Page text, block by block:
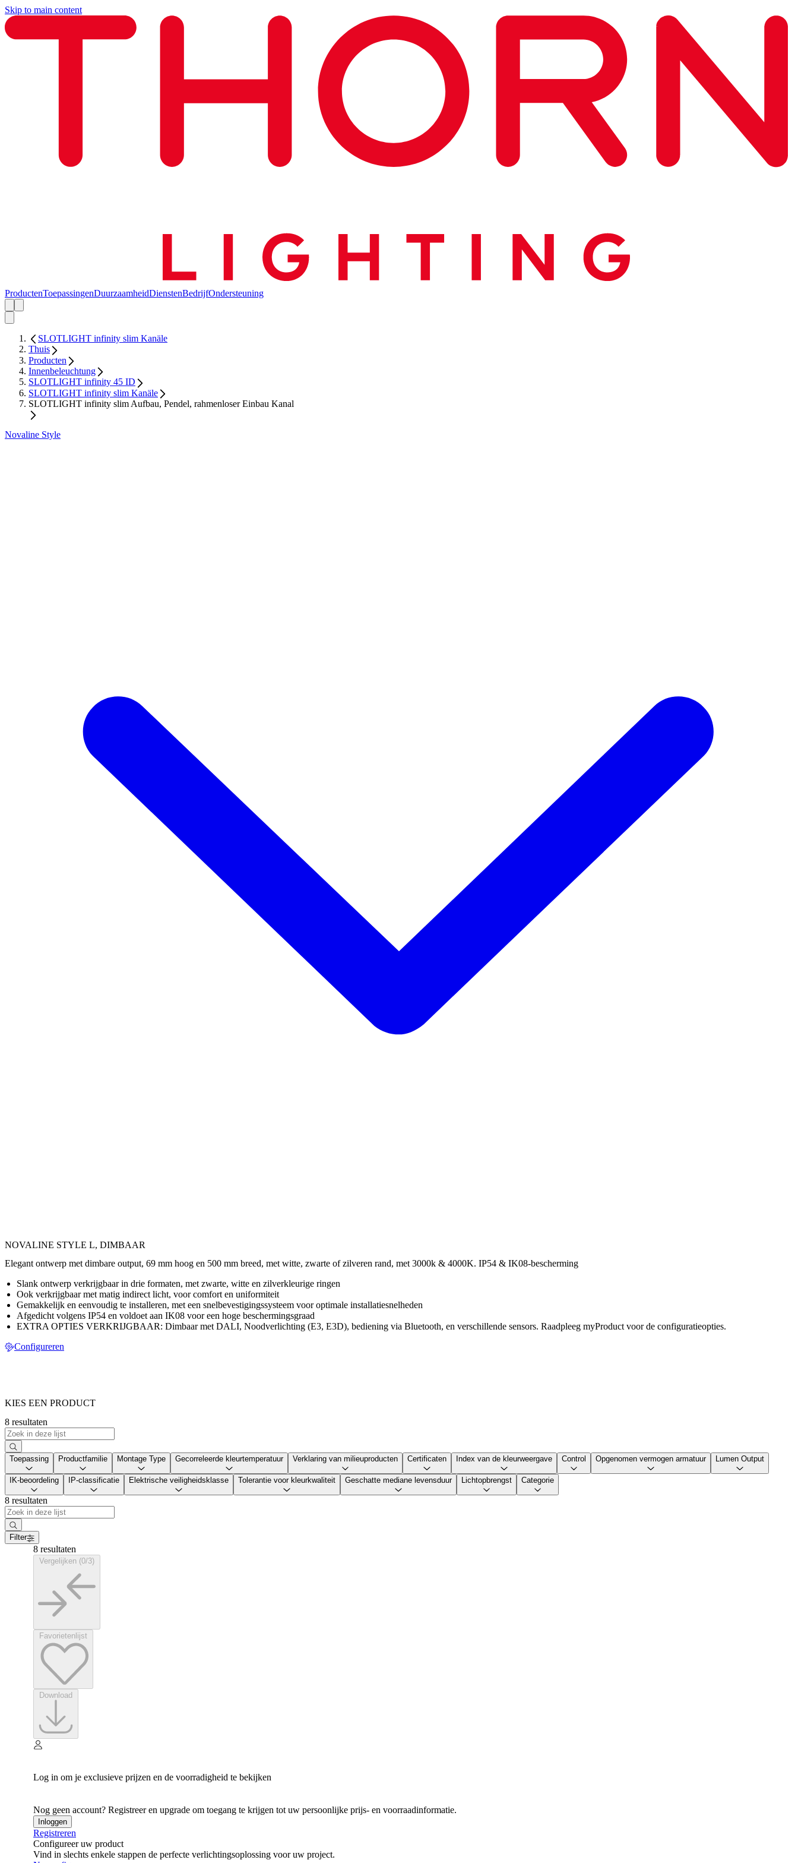
Skip to main content
ProductenToepassingenDuurzaamheidDienstenBedrijfOndersteuning
SLOTLIGHT infinity slim Kanäle
Thuis
Producten
Innenbeleuchtung
SLOTLIGHT infinity 45 ID
SLOTLIGHT infinity slim Kanäle
SLOTLIGHT infinity slim Aufbau, Pendel, rahmenloser Einbau Kanal
Novaline Style
NOVALINE STYLE L, DIMBAAR
Elegant ontwerp met dimbare output, 69 mm hoog en 500 mm breed, met witte, zwarte of zilveren rand, met 3000k & 4000K. IP54 & IK08-bescherming
Slank ontwerp verkrijgbaar in drie formaten, met zwarte, witte en zilverkleurige ringen
Ook verkrijgbaar met matig indirect licht, voor comfort en uniformiteit
Gemakkelijk en eenvoudig te installeren, met een snelbevestigingssysteem voor optimale installatiesnelheden
Afgedicht volgens IP54 en voldoet aan IK08 voor een hoge beschermingsgraad
EXTRA OPTIES VERKRIJGBAAR: Dimbaar met DALI, Noodverlichting (E3, E3D), bediening via Bluetooth, en verschillende sensors. Raadpleeg myProduct voor de configuratieopties.
Configureren
KIES EEN PRODUCT
8 resultaten
Toepassing Productfamilie Montage Type Gecorreleerde kleurtemperatuur Verklaring van milieuproducten Certificaten Index van de kleurweergave Control Opgenomen vermogen armatuur Lumen Output
IK-beoordeling IP-classificatie Elektrische veiligheidsklasse Tolerantie voor kleurkwaliteit Geschatte mediane levensduur Lichtopbrengst Categorie
8 resultaten
Filter
8 resultaten
Log in om je exclusieve prijzen en de voorradigheid te bekijken
Nog geen account? Registreer en upgrade om toegang te krijgen tot uw persoonlijke prijs- en voorraadinformatie.
Inloggen
Registreren
Configureer uw product
Vind in slechts enkele stappen de perfecte verlichtingsoplossing voor uw project.